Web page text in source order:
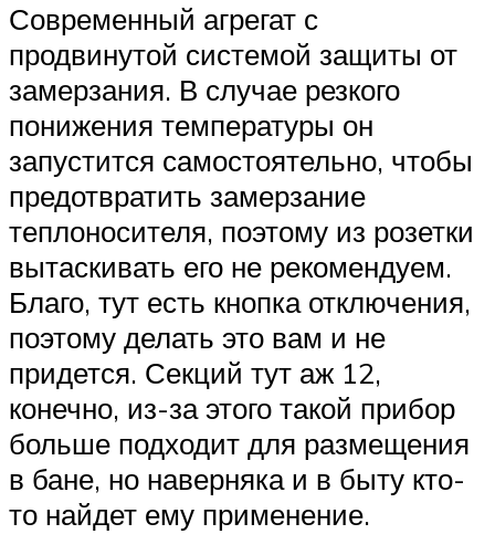
Современный агрегат с
продвинутой системой защиты от
замерзания. В случае резкого
понижения температуры он
запустится самостоятельно, чтобы
предотвратить замерзание
теплоносителя, поэтому из розетки
вытаскивать его не рекомендуем.
Благо, тут есть кнопка отключения,
поэтому делать это вам и не
придется. Секций тут аж 12,
конечно, из-за этого такой прибор
больше подходит для размещения
в бане, но наверняка и в быту кто-
то найдет ему применение.